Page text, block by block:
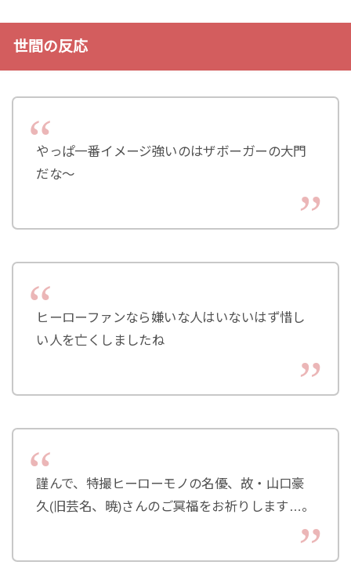
世間の反応
やっぱ一番イメージ強いのはザボーガーの大門
だな～
ヒーローファンなら嫌いな人はいないはず惜し
い人を亡くしましたね
謹んで、特撮ヒーローモノの名優、故・山口豪
久(旧芸名、暁)さんのご冥福をお祈りします…。